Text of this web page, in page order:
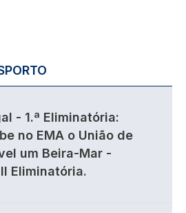
- 1.ª Eliminatória:
no EMA o União de
um Beira-Mar -
Eliminatória.